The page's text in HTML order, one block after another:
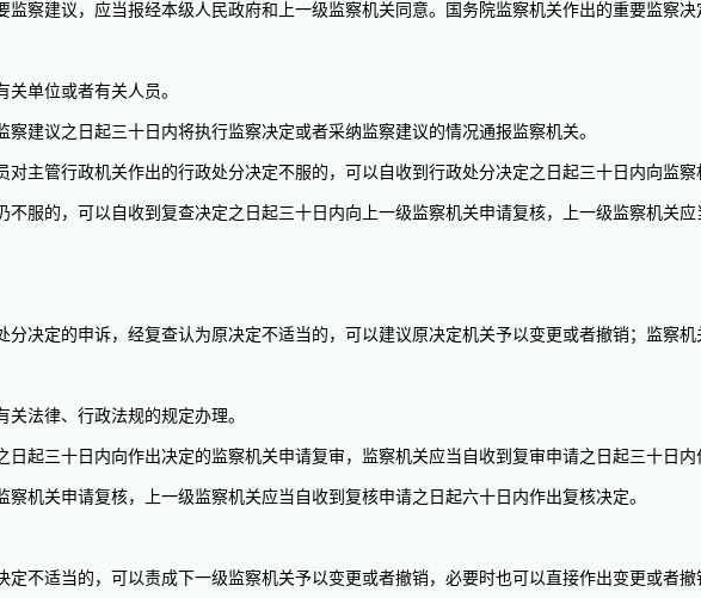
建议，应当报经本级人民政府和上一级监察机关同意。国务院监察机关作出的重要监察决
单位或者有关人员。
议之日起三十日内将执行监察决定或者采纳监察建议的情况通报监察机关。
管行政机关作出的行政处分决定不服的，可以自收到行政处分决定之日起三十日内向监察
服的，可以自收到复查决定之日起三十日内向上一级监察机关申请复核，上一级监察机关
定的申诉，经复查认为原决定不适当的，可以建议原决定机关予以变更或者撤销；监察机
法律、行政法规的规定办理。
三十日内向作出决定的监察机关申请复审，监察机关应当自收到复审申请之日起三十日内
机关申请复核，上一级监察机关应当自收到复核申请之日起六十日内作出复核决定。
适当的，可以责成下一级监察机关予以变更或者撤销，必要时也可以直接作出变更或者撤